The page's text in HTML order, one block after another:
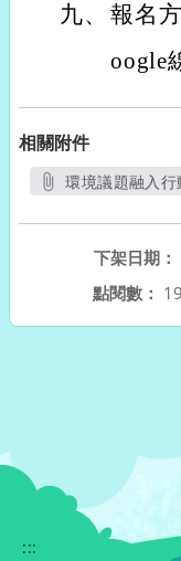
九、 報名
oogle
相關附件
環境議題融入
下架日期：
點閱數：
:::